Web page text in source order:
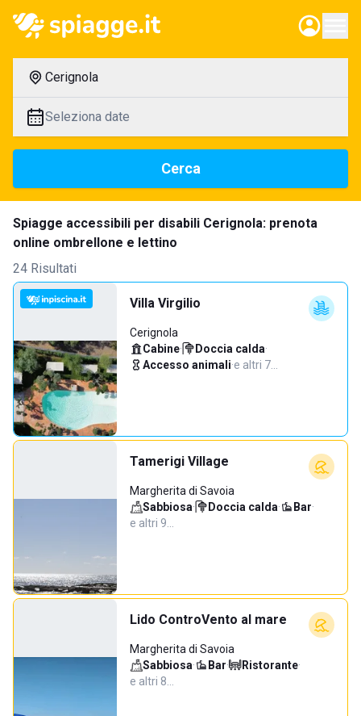
Cerignola
Seleziona date
Cerca
Spiagge accessibili per disabili Cerignola: prenota
online ombrellone e lettino
24 Risultati
Villa Virgilio
Cerignola
Cabine· Doccia calda·
Accesso animali·e altri 7…
Tamerigi Village
Margherita di Savoia
Sabbiosa· Doccia calda· Bar·
e altri 9…
Lido ControVento al mare
Margherita di Savoia
Sabbiosa· Bar· Ristorante·
e altri 8…